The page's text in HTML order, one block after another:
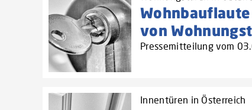
von
Pressemitteilung vom
Innentüren in Österreich